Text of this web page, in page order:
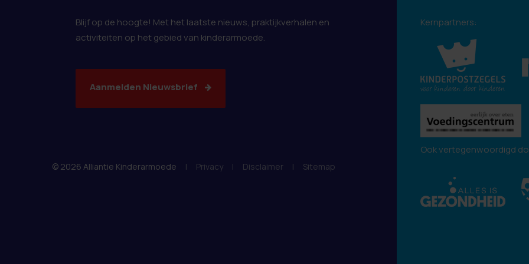
Blijf op de hoogte! Met het laatste nieuws, praktijkverhalen en
activiteiten op het gebied van kinderarmoede.
Aanmelden Nieuwsbrief
© 2026 Alliantie Kinderarmoede | Privacy | Disclaimer | Sitemap
Kernpartners:
Ook vertegenwoordigd